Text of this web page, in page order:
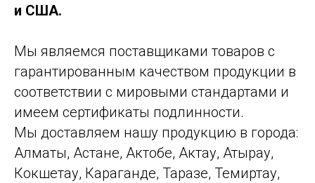
и США.
Мы являемся поставщиками товаров с
гарантированным качеством продукции в
соответствии с мировыми стандартами и
имеем сертификаты подлинности.
Мы доставляем нашу продукцию в города:
Алматы, Астане, Актобе, Актау, Атырау,
Кокшетау, Караганде, Таразе, Темиртау,